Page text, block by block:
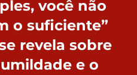
você não
o suficiente”
revela sobre
e o